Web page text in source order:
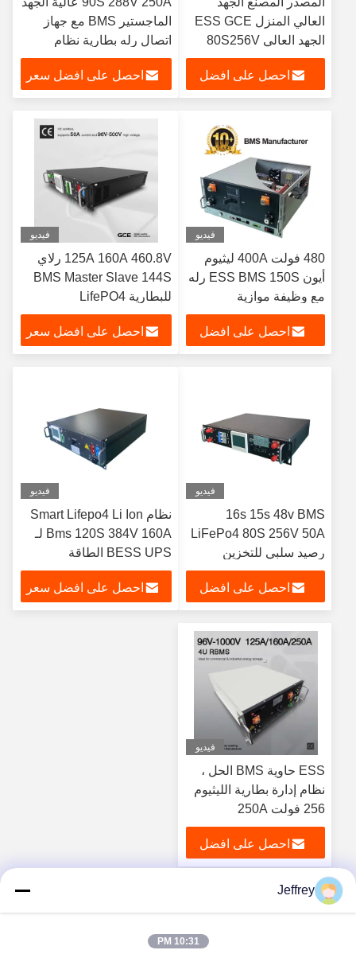
العالي المنزل ESS GCE
الجهد العالي 80S256V
100A 30kw البيضاء
الطاقة الشمسية التخزين
القابل للتراكم 15kwh
لنظام الطاقة المنزلي
احصل على افضل
الماجستير BMS مع جهاز
اتصال رله بطارية نظام
تخزين الطاقة
احصل على افضل سعر
فيديو
480 فولت 400A ليثيوم
أيون ESS BMS 150S رله
مع وظيفة موازية
احصل على افضل
فيديو
125A 160A 460.8V رلاي
BMS Master Slave 144S
للبطارية LifePO4
احصل على افضل سعر
فيديو
16s 15s 48v BMS
LiFePo4 80S 256V 50A
رصيد سلبي للتخزين
الشمسي المنزلي
احصل على افضل
فيديو
نظام Smart Lifepo4 Li Ion
Bms 120S 384V 160A لـ
BESS UPS الطاقة
الشمسية الكهروضوئية
احصل على افضل سعر
فيديو
ESS حاوية BMS الحل ،
نظام إدارة بطارية الليثيوم
256 فولت 250A
احصل على افضل
Jeffrey
10:31 PM